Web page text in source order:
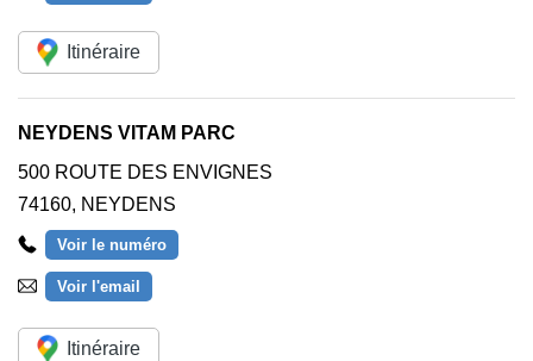
Itinéraire
NEYDENS VITAM PARC
500 ROUTE DES ENVIGNES
74160, NEYDENS
Voir le numéro
Voir l'email
Itinéraire